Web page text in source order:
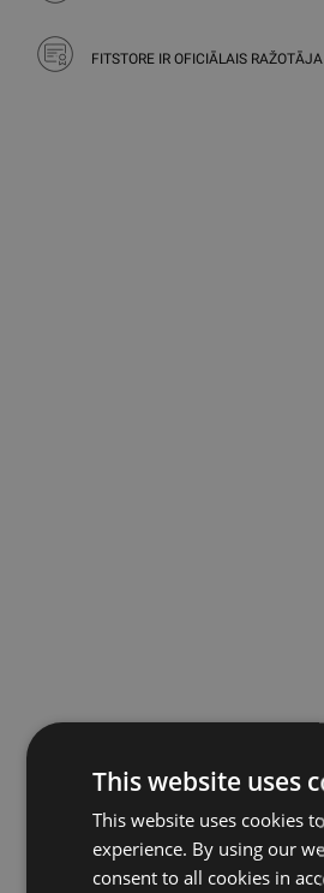
FITSTORE IR OFICIĀLAIS
This website uses
This website uses cookies
experience. By using our
consent to all cookies in